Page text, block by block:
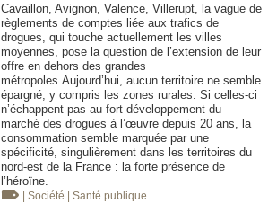
Cavaillon, Avignon, Valence, Villerupt, la vague de
règlements de comptes liée aux trafics de
drogues, qui touche actuellement les villes
moyennes, pose la question de l’extension de leur
offre en dehors des grandes
métropoles.Aujourd’hui, aucun territoire ne semble
épargné, y compris les zones rurales. Si celles-ci
n’échappent pas au fort développement du
marché des drogues à l’œuvre depuis 20 ans, la
consommation semble marquée par une
spécificité, singulièrement dans les territoires du
nord-est de la France : la forte présence de
l’héroïne.
| Société | Santé publique